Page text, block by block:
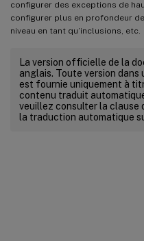
configurer des exceptions de
configurer plus en profondeur
niveau en tant qu’inclusions, etc.
La version officielle de la
anglais. Toute version dans
est fournie uniquement à
contenu traduit
veuillez consulter la clause
la traduction automatique